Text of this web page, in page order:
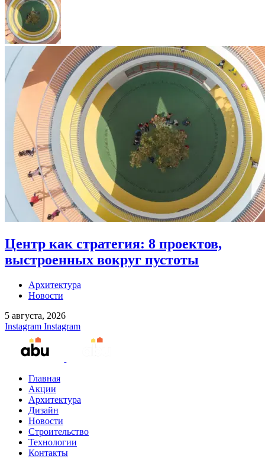
Центр как стратегия: 8 проектов,
выстроенных вокруг пустоты
Архитектура
Новости
5 августа, 2026
Instagram Instagram
Главная
Акции
Архитектура
Дизайн
Новости
Строительство
Технологии
Контакты